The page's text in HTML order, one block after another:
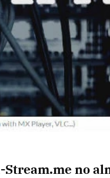
Stream.me no